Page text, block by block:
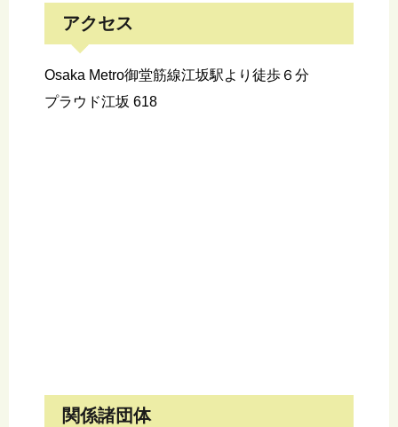
アクセス
Osaka Metro御堂筋線江坂駅より徒歩６分
プラウド江坂 618
関係諸団体